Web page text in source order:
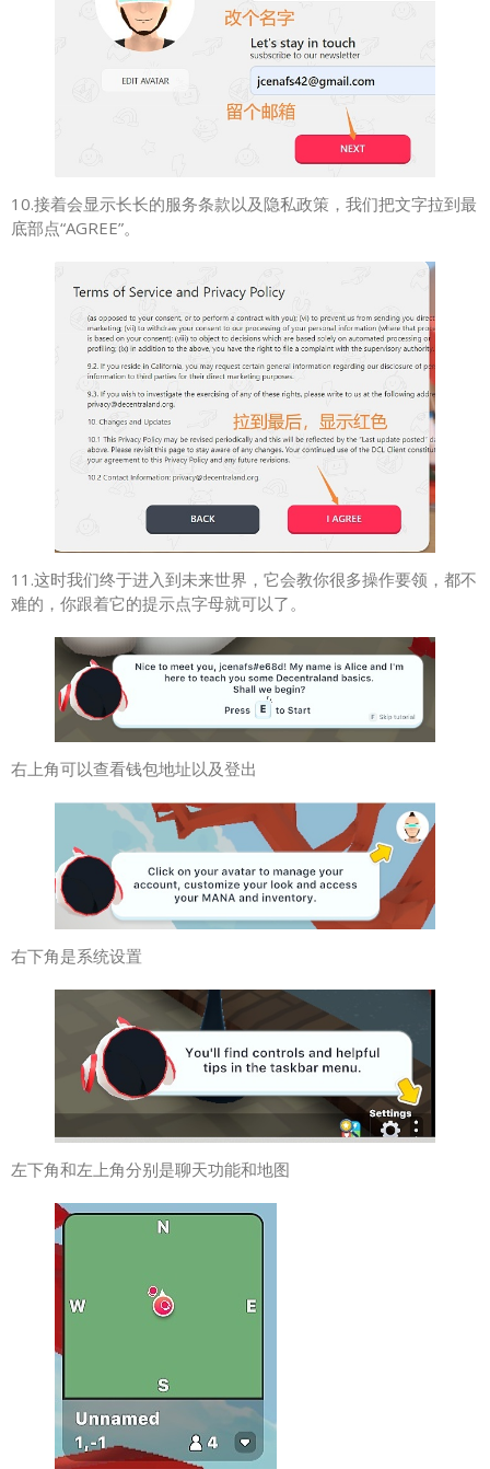
10.接着会显示长长的服务条款以及隐私政策，我们把文字拉到最
底部点“AGREE”。
11.这时我们终于进入到未来世界，它会教你很多操作要领，都不
难的，你跟着它的提示点字母就可以了。
右上角可以查看钱包地址以及登出
右下角是系统设置
左下角和左上角分别是聊天功能和地图